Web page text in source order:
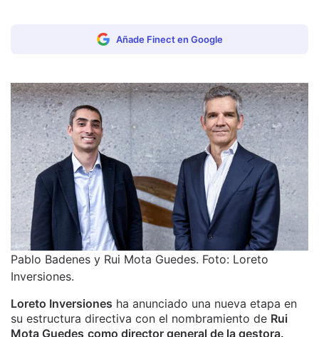
Añade Finect en Google
Pablo Badenes y Rui Mota Guedes. Foto: Loreto
Inversiones.
Loreto Inversiones ha anunciado una nueva etapa en
su estructura directiva con el nombramiento de Rui
Mota Guedes como director general de la gestora.